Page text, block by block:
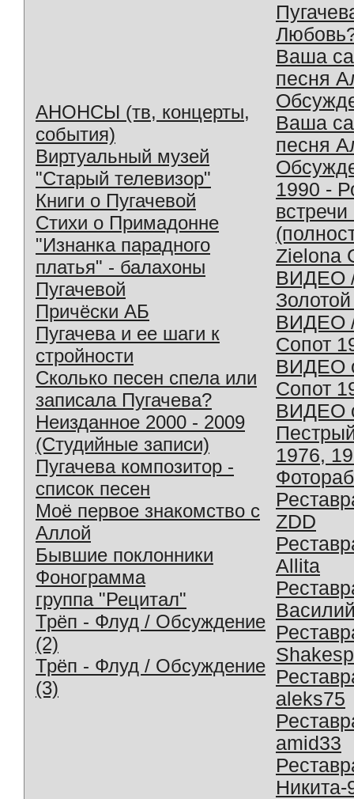
АНОНСЫ (тв, концерты,
события)
Виртуальный музей
"Старый телевизор"
Книги о Пугачевой
Стихи о Примадонне
"Изнанка парадного
платья" - балахоны
Пугачевой
Причёски АБ
Пугачева и ее шаги к
стройности
Сколько песен спела или
записала Пугачева?
Неизданное 2000 - 2009
(Студийные записи)
Пугачева композитор -
список песен
Моё первое знакомство с
Аллой
Бывшие поклонники
Фонограмма
группа "Рецитал"
Трёп - Флуд / Обсуждение
(2)
Трёп - Флуд / Обсуждение
(3)
Ваша
песня
Ваша
песня
1990 -
Zielona
ВИДЕО
ВИДЕО
Сопот
ВИДЕО
Сопот
ВИДЕО
1976,
ZDD
Allita
aleks75
amid33
Никита-